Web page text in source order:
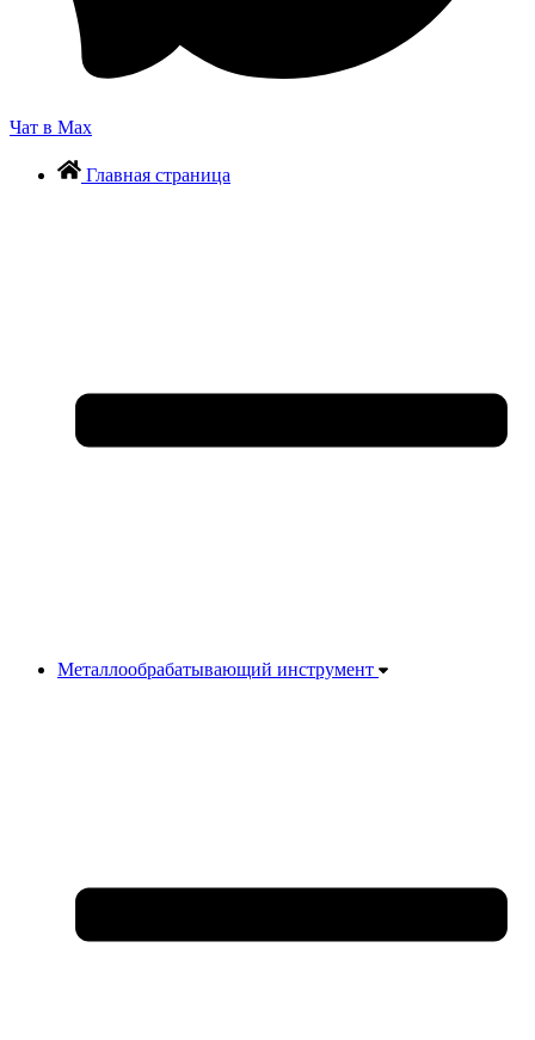
Чат в Max
Главная страница
Металлообрабатывающий инструмент